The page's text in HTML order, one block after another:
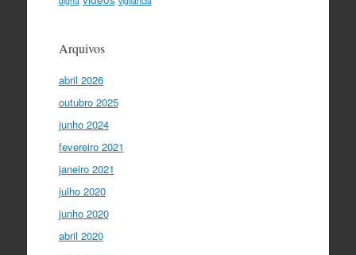
Arquivos
abril 2026
outubro 2025
junho 2024
fevereiro 2021
janeiro 2021
julho 2020
junho 2020
abril 2020